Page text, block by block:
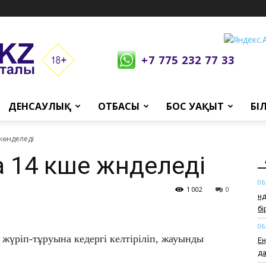
+7 775 232 77 33
ДЕНСАУЛЫҚ ОТБАСЫ БОС УАҚЫТ
көше жөнделеді
0
1 002
тұруына кедергі келтіріліп, жауынды